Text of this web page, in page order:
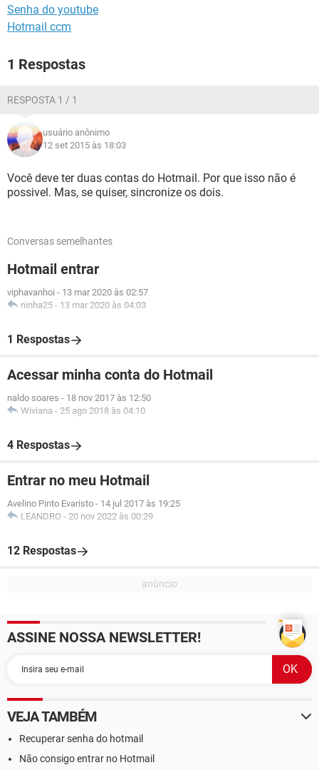
Senha do youtube
Hotmail ccm
1 Respostas
RESPOSTA 1 / 1
usuário anônimo
12 set 2015 às 18:03
Você deve ter duas contas do Hotmail. Por que isso não é
possivel. Mas, se quiser, sincronize os dois.
Conversas semelhantes
Hotmail entrar
viphavanhoi - 13 mar 2020 às 02:57
ninha25 - 13 mar 2020 às 04:03
1 Respostas
Acessar minha conta do Hotmail
naldo soares - 18 nov 2017 às 12:50
Wiviana - 25 ago 2018 às 04:10
4 Respostas
Entrar no meu Hotmail
Avelino Pinto Evaristo - 14 jul 2017 às 19:25
LEANDRO - 20 nov 2022 às 00:29
12 Respostas
ASSINE NOSSA NEWSLETTER!
VEJA TAMBÉM
Recuperar senha do hotmail
Não consigo entrar no Hotmail